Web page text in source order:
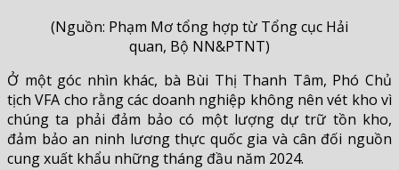
(Nguồn: Phạm Mơ tổng hợp từ Tổng cục Hải
quan, Bộ NN&PTNT)
Ở một góc nhìn khác, bà Bùi Thị Thanh Tâm, Phó Chủ
tịch VFA cho rằng các doanh nghiệp không nên vét kho vì
chúng ta phải đảm bảo có một lượng dự trữ tồn kho,
đảm bảo an ninh lương thực quốc gia và cân đối nguồn
cung xuất khẩu những tháng đầu năm 2024.